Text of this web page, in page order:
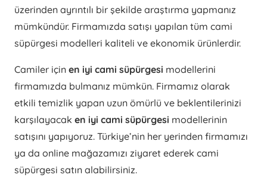
üzerinden ayrıntılı bir şekilde araştırma yapmanız
mümkündür. Firmamızda satışı yapılan tüm cami
süpürgesi modelleri kaliteli ve ekonomik ürünlerdir.
Camiler için en iyi cami süpürgesi modellerini
firmamızda bulmanız mümkün. Firmamız olarak
etkili temizlik yapan uzun ömürlü ve beklentilerinizi
karşılayacak en iyi cami süpürgesi modellerinin
satışını yapıyoruz. Türkiye’nin her yerinden firmamızı
ya da online mağazamızı ziyaret ederek cami
süpürgesi satın alabilirsiniz.